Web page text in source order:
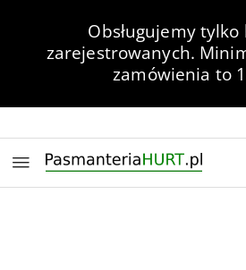
Przejdź do treści głównej
Przejdź do wyszukiwarki
Przejdź do moje konto
Przejdź do menu głównego
Przejdź do opisu produktu
Przejdź do stopki
Obsługujemy
zarejestrowanych.
zamówienia to